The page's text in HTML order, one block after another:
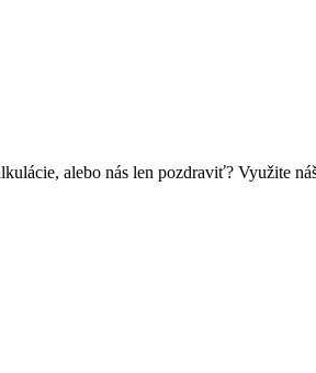
alebo nás len pozdraviť? Využite